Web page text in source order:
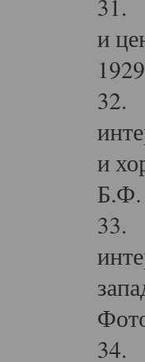
31.
и
32.
и
Б.Ф.
33.
34.